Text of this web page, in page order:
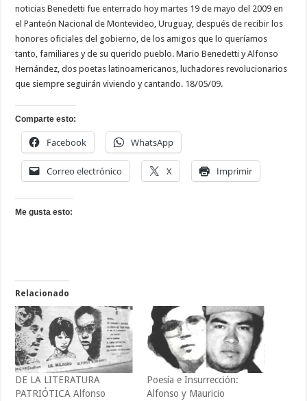
noticias Benedetti fue enterrado hoy martes 19 de mayo del 2009 en
el Panteón Nacional de Montevideo, Uruguay, después de recibir los
honores oficiales del gobierno, de los amigos que lo queríamos
tanto, familiares y de su querido pueblo. Mario Benedetti y Alfonso
Hernández, dos poetas latinoamericanos, luchadores revolucionarios
que siempre seguirán viviendo y cantando. 18/05/09.
Comparte esto:
Facebook WhatsApp
Correo electrónico X Imprimir
Me gusta esto:
Relacionado
DE LA LITERATURA
PATRIÓTICA Alfonso
Poesía e Insurrección:
Alfonso y Mauricio